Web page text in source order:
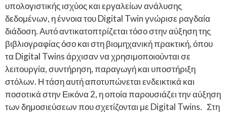
υπολογιστικής ισχύος και εργαλείων ανάλυσης
δεδομένων, η έννοια του Digital Twin γνώρισε ραγδαία
διάδοση. Αυτό αντικατοπτρίζεται τόσο στην αύξηση της
βιβλιογραφίας όσο και στη βιομηχανική πρακτική, όπου
τα Digital Twins άρχισαν να χρησιμοποιούνται σε
λειτουργία, συντήρηση, παραγωγή και υποστήριξη
στόλων. Η τάση αυτή αποτυπώνεται ενδεικτικά και
ποσοτικά στην Εικόνα 2, η οποία παρουσιάζει την αύξηση
των δημοσιεύσεων που σχετίζονται με Digital Twins. Στη